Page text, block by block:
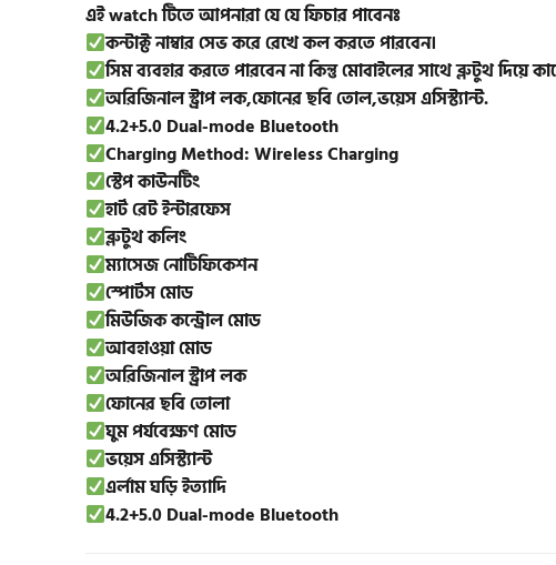
এই watch টিতে আপনারা যে যে ফিচার পাবেনঃ
কন্টাক্ট নাম্বার সেভ করে রেখে কল করতে পারবেন।
সিম ব্যবহার করতে পারবেন না কিন্তু মোবাইলের সাথে ব্লুটুথ
অরিজিনাল স্ট্রাপ লক,ফোনের ছবি তোল,ভয়েস এসিস্ট্যান্ট.
4.2+5.0 Dual-mode Bluetooth
Charging Method: Wireless Charging
স্টেপ কাউনটিং
হার্ট রেট ইন্টারফেস
ব্লুটুথ কলিং
ম্যাসেজ নোটিফিকেশন
স্পোর্টস মোড
মিউজিক কন্ট্রোল মোড
আবহাওয়া মোড
অরিজিনাল স্ট্রাপ লক
ফোনের ছবি তোলা
ঘুম পর্যবেক্ষণ মোড
ভয়েস এসিস্ট্যান্ট
এর্লাম ঘড়ি ইত্যাদি
4.2+5.0 Dual-mode Bluetooth